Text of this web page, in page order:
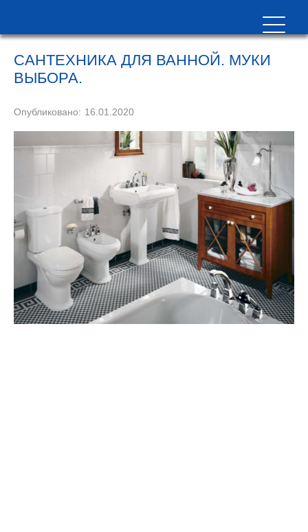
САНТЕХНИКА ДЛЯ ВАННОЙ. МУКИ
ВЫБОРА.
Опубликовано: 16.01.2020